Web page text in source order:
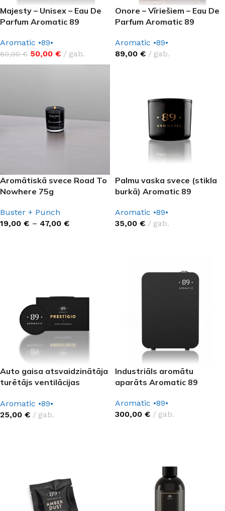
Majesty – Unisex – Eau De
Parfum Aromatic 89
Aromatic •89•
60,00€ 50,00 € gab.
Onore – Vīriešiem – Eau De
Parfum Aromatic 89
Aromatic •89•
89,00 € gab.
Aromātiskā svece Road To
Nowhere 75g
Buster + Punch
19,00 € – 47,00 €
Palmu vaska svece (stikla
burkā) Aromatic 89
Aromatic •89•
35,00 € gab.
Auto gaisa atsvaidzinātāja
turētājs ventilācijas
Aromatic •89•
25,00 € gab.
Industriāls aromātu
aparāts Aromatic 89
Aromatic •89•
300,00 € gab.